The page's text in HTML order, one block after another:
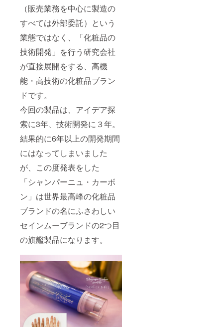
（販売業務を中心に製造の
すべては外部委託）という
業態ではなく、「化粧品の
技術開発」を行う研究会社
が直接展開をする、高機
能・高技術の化粧品ブラン
ドです。
今回の製品は、アイデア探
索に3年、技術開発に３年。
結果的に6年以上の開発期間
にはなってしまいました
が、この度発表をした
「シャンパーニュ・カーボ
ン」は世界最高峰の化粧品
ブランドの名にふさわしい
セインムーブランドの2つ目
の旗艦製品になります。